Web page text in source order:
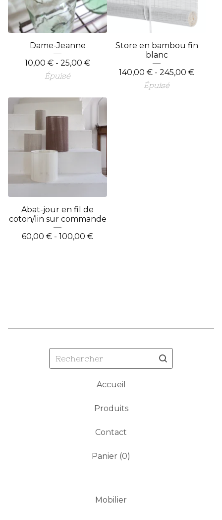
Dame-Jeanne
10,00 € - 25,00 €
Épuisé
Store en bambou fin
blanc
140,00 € - 245,00 €
Épuisé
Abat-jour en fil de
coton/lin sur commande
60,00 € - 100,00 €
Rechercher
Accueil
Produits
Contact
Panier (0)
Mobilier